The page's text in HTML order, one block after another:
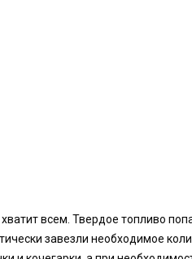
всем. Твердое топливо
завезли необходимое